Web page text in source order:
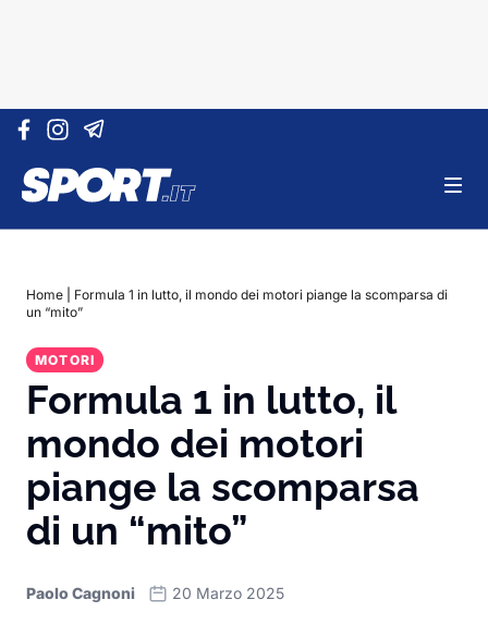
Vai al contenuto
Home
Formula 1 in lutto, il mondo dei motori piange la scomparsa di
un “mito”
MOTORI
Formula 1 in lutto, il
mondo dei motori
piange la scomparsa
di un “mito”
Paolo Cagnoni 20 Marzo 2025